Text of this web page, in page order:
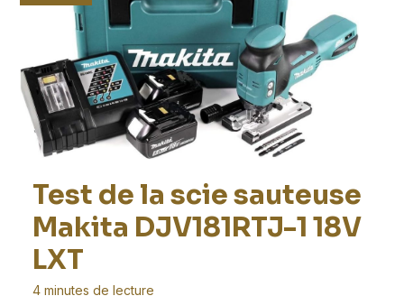
Test de la scie sauteuse
Makita DJV181RTJ-1 18V
LXT
4 minutes de lecture